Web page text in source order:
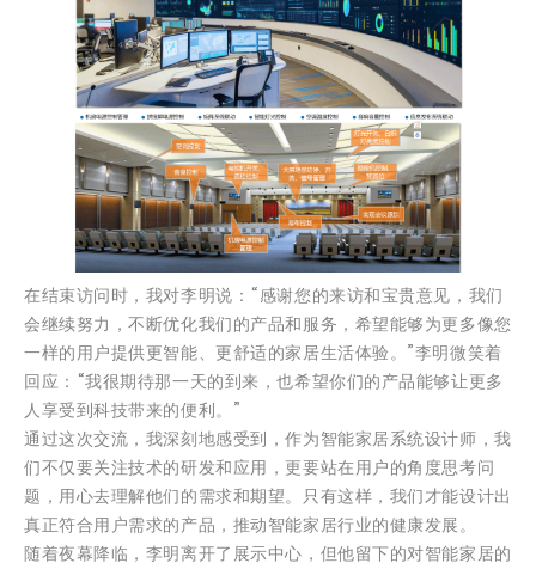
在结束访问时，我对李明说：“感谢您的来访和宝贵意见，我们
会继续努力，不断优化我们的产品和服务，希望能够为更多像您
一样的用户提供更智能、更舒适的家居生活体验。”李明微笑着
回应：“我很期待那一天的到来，也希望你们的产品能够让更多
人享受到科技带来的便利。”
通过这次交流，我深刻地感受到，作为智能家居系统设计师，我
们不仅要关注技术的研发和应用，更要站在用户的角度思考问
题，用心去理解他们的需求和期望。只有这样，我们才能设计出
真正符合用户需求的产品，推动智能家居行业的健康发展。
随着夜幕降临，李明离开了展示中心，但他留下的对智能家居的